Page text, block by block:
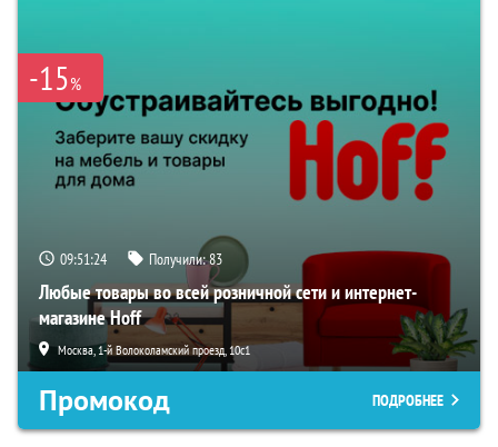
-15%
09:51:23 Получили:83
Любые товары во всей розничной сети и интернет-
магазине Hoff
Москва, 1-й Волоколамский проезд, 10с1
Промокод ПОДРОБНЕЕ